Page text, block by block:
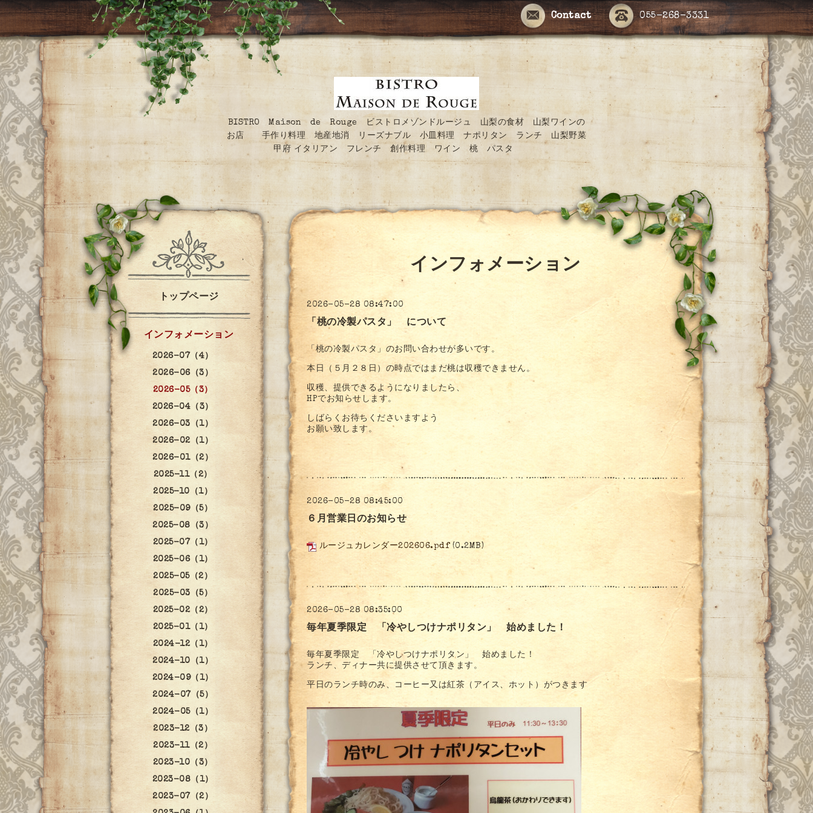
055-268-3331
Contact
BISTRO Maison de Rouge ビストロメゾンドルージュ 山梨の食材 山梨ワインの
お店 手作り料理 地産地消 リーズナブル 小皿料理 ナポリタン ランチ 山梨野菜
甲府 イタリアン フレンチ 創作料理 ワイン 桃 パスタ
インフォメーション
2026-05-28 08:47:00
「桃の冷製パスタ」 について
「桃の冷製パスタ」のお問い合わせが多いです。
本日（５月２８日）の時点ではまだ桃は収穫できません。
収穫、提供できるようになりましたら、
HPでお知らせします。
しばらくお待ちくださいますよう
お願い致します。
2026-05-28 08:45:00
６月営業日のお知らせ
ルージュカレンダー202606.pdf (0.2MB)
2026-05-28 08:35:00
毎年夏季限定 「冷やしつけナポリタン」 始めました！
毎年夏季限定 「冷やしつけナポリタン」 始めました！
ランチ、ディナー共に提供させて頂きます。
平日のランチ時のみ、コーヒー又は紅茶（アイス、ホット）がつきます
トップページ
インフォメーション
2026-07（4）
2026-06（3）
2026-05（3）
2026-04（3）
2026-03（1）
2026-02（1）
2026-01（2）
2025-11（2）
2025-10（1）
2025-09（5）
2025-08（3）
2025-07（1）
2025-06（1）
2025-05（2）
2025-03（5）
2025-02（2）
2025-01（1）
2024-12（1）
2024-10（1）
2024-09（1）
2024-07（5）
2024-05（1）
2023-12（3）
2023-11（2）
2023-10（3）
2023-08（1）
2023-07（2）